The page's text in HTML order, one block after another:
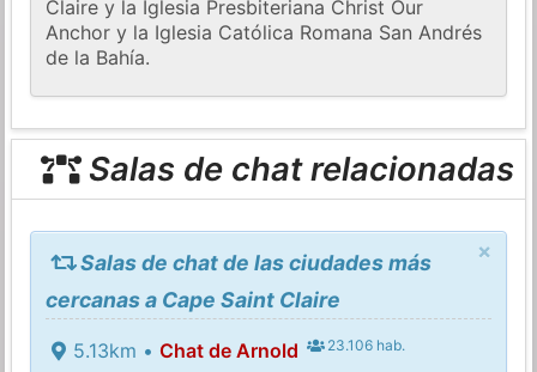
Claire y la Iglesia Presbiteriana Christ Our
Anchor y la Iglesia Católica Romana San Andrés
de la Bahía.
Salas de chat relacionadas
×
Salas de chat de las ciudades más
cercanas a Cape Saint Claire
5.13km • Chat de Arnold 23.106 hab.